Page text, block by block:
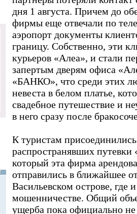
дня 1 августа. Причем до
фирмы еще отвечали по
аэропорт документы
границу. Собственно, эти
курьеров «Алеа», и стали
запертым дверям офиса
«БАНКО», что среди этих
невеста в белом платье,
свадебное путешествие и
в него сразу после
К туристам присоединились
распространявших путевки
который эта фирма
отправились в ближайшее
Васильевском острове, где
мошенничестве. Общий
ущерба пока официально не